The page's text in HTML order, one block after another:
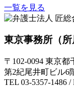
一覧を見る
東京事務所 （
〒102-0094 東京
第2紀尾井町ビル6
TEL 03-5357-1486